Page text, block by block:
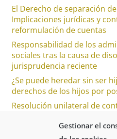
Gestionar el
El Derecho de separación
Implicaciones jurídicas y
reformulación de cuentas
Responsabilidad de los
sociales tras la causa de
jurisprudencia reciente
¿Se puede heredar sin ser
derechos de los hijos por
Resolución unilateral de